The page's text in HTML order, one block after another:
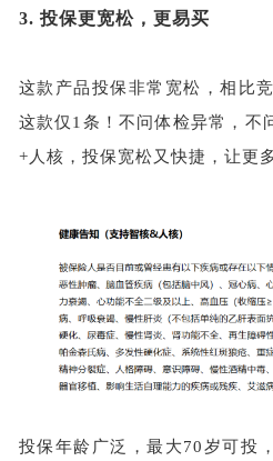
3. 投保更宽松，更易买
这款产品投保非常宽松，相比
这款仅1条！不问体检异常，不
+人核，投保宽松又快捷，让更
投保年龄广泛，最大70岁可投